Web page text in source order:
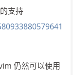
支持
仍然可以使用